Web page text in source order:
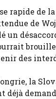
rapide de
de
un
des
la
déjà